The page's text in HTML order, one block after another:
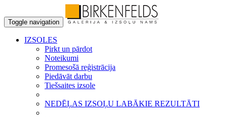
Toggle navigation
IZSOLES
Pirkt un pārdot
Noteikumi
Promesošā reģistrācija
Piedāvāt darbu
Tiešsaites izsole
NEDĒĻAS IZSOĻU LABĀKIE REZULTĀTI